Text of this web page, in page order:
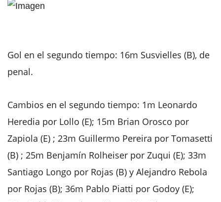
Gol en el segundo tiempo: 16m Susvielles (B), de
penal.
Cambios en el segundo tiempo: 1m Leonardo
Heredia por Lollo (E); 15m Brian Orosco por
Zapiola (E) ; 23m Guillermo Pereira por Tomasetti
(B) ; 25m Benjamín Rolheiser por Zuqui (E); 33m
Santiago Longo por Rojas (B) y Alejandro Rebola
por Rojas (B); 36m Pablo Piatti por Godoy (E);